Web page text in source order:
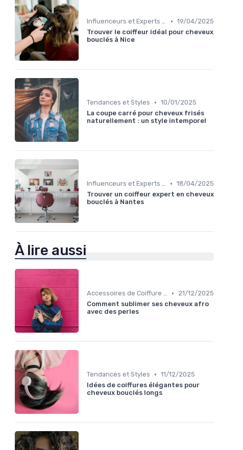
Influenceurs et Experts en Cheveux Bouclés • 19/04/2025
Trouver le coiffeur idéal pour cheveux
bouclés à Nice
Tendances et Styles • 10/01/2025
La coupe carré pour cheveux frisés
naturellement : un style intemporel
Influenceurs et Experts en Cheveux Bouclés • 18/04/2025
Trouver un coiffeur expert en cheveux
bouclés à Nantes
À lire aussi
Accessoires de Coiffure pour Cheveux Texturés •
21/12/2025
Comment sublimer ses cheveux afro
avec des perles
Tendances et Styles • 11/12/2025
Idées de coiffures élégantes pour
cheveux bouclés longs